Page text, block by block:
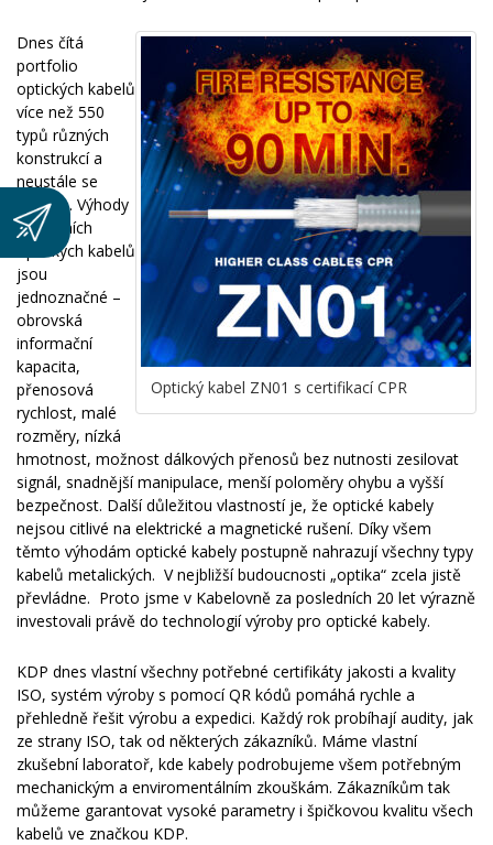
Optický kabel ZN01 s certifikací CPR
Dnes čítá
portfolio
optických kabelů
více než 550
typů různých
konstrukcí a
neustále se
zvyšuje. Výhody
moderních
optických kabelů
jsou
jednoznačné –
obrovská
informační
kapacita,
přenosová
rychlost, malé
rozměry, nízká
hmotnost, možnost dálkových přenosů bez nutnosti zesilovat
signál, snadnější manipulace, menší poloměry ohybu a vyšší
bezpečnost. Další důležitou vlastností je, že optické kabely
nejsou citlivé na elektrické a magnetické rušení. Díky všem
těmto výhodám optické kabely postupně nahrazují všechny typy
kabelů metalických. V nejbližší budoucnosti „optika“ zcela jistě
převládne. Proto jsme v Kabelovně za posledních 20 let výrazně
investovali právě do technologií výroby pro optické kabely.
KDP dnes vlastní všechny potřebné certifikáty jakosti a kvality
ISO, systém výroby s pomocí QR kódů pomáhá rychle a
přehledně řešit výrobu a expedici. Každý rok probíhají audity, jak
ze strany ISO, tak od některých zákazníků. Máme vlastní
zkušební laboratoř, kde kabely podrobujeme všem potřebným
mechanickým a enviromentálním zkouškám. Zákazníkům tak
můžeme garantovat vysoké parametry i špičkovou kvalitu všech
kabelů ve značkou KDP.